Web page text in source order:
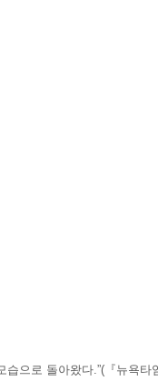
으로 돌아왔다.”(『뉴욕타